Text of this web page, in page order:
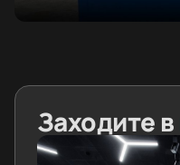
Заходите в